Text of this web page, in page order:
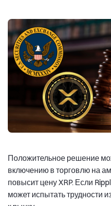
Положительное решение
включению в торговлю на
повысит цену XRP. Если
может испытать трудности